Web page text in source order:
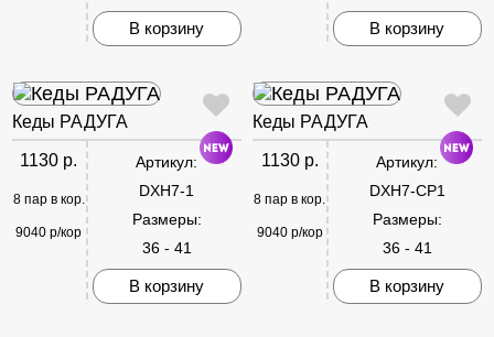
В корзину В корзину
Кеды РАДУГА
1130 р.
8 пар в кор.
9040 р/кор
Артикул:
DXH7-1
Размеры:
36 - 41
В корзину
Кеды РАДУГА
1130 р.
8 пар в кор.
9040 р/кор
Артикул:
DXH7-CP1
Размеры:
36 - 41
В корзину